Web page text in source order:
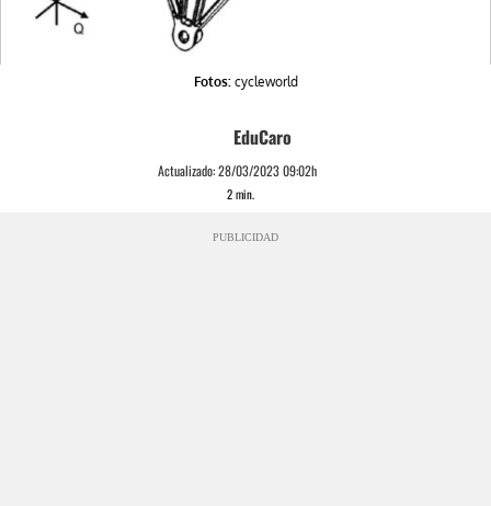
Fotos:cycleworld
EduCaro
Actualizado:28/03/2023 09:02h
2min.
PUBLICIDAD